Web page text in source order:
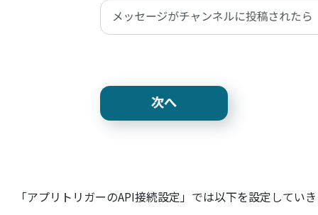
「アプリトリガーのAPI接続設定」では以下を設定してい